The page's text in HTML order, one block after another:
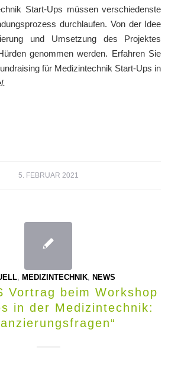
Start-Ups müssen verschiedenste
durchlaufen. Von der Idee
und Umsetzung des Projektes
genommen werden. Erfahren Sie
für Medizintechnik Start-Ups in
5. FEBRUAR 2021
, MEDIZINTECHNIK, NEWS
Vortrag beim Workshop
in der Medizintechnik: